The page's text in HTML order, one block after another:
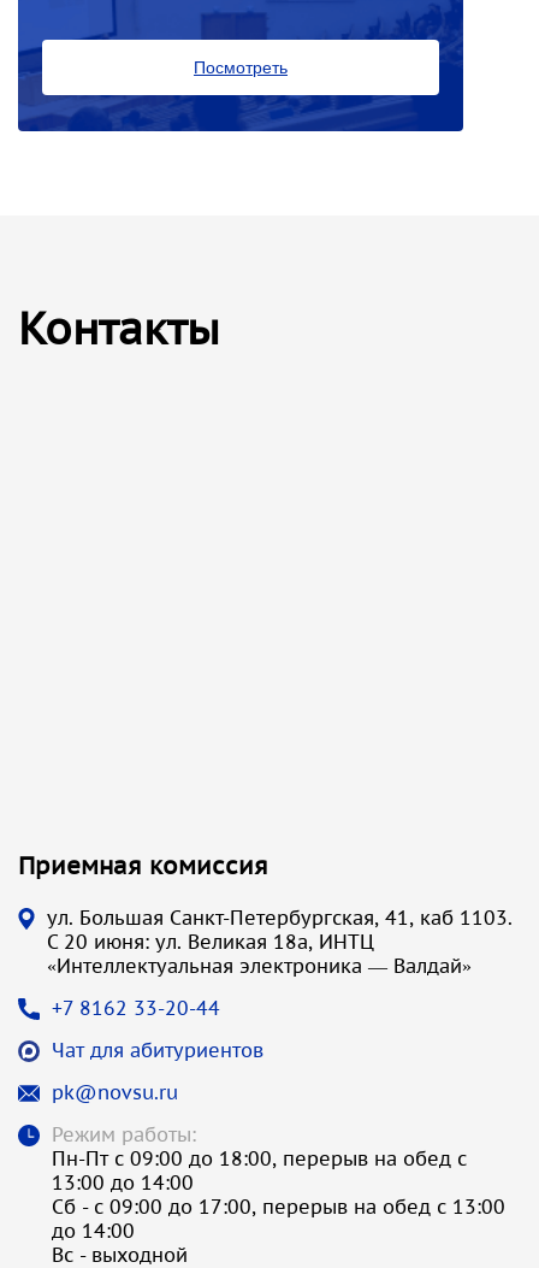
Посмотреть
Контакты
Приемная комиссия
ул. Большая Санкт-Петербургская, 41, каб 1103.
С 20 июня: ул. Великая 18а, ИНТЦ
«Интеллектуальная электроника — Валдай»
+7 8162 33-20-44
Чат для абитуриентов
pk@novsu.ru
Режим работы:
Пн-Пт с 09:00 до 18:00, перерыв на обед с
13:00 до 14:00
Сб - с 09:00 до 17:00, перерыв на обед с 13:00
до 14:00
Вс - выходной